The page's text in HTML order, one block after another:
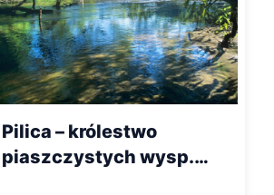
Pilica – królestwo
piaszczystych wysp.